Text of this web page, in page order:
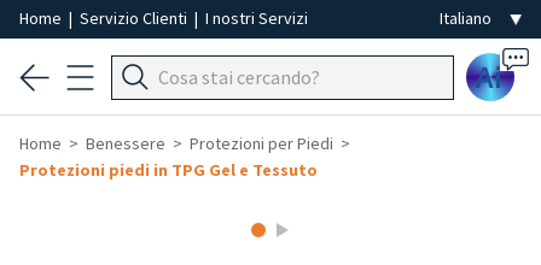
Home | Servizio Clienti | I nostri Servizi
Ai
Home Benessere
Protezioni per Piedi
Protezioni piedi in TPG Gel e Tessuto